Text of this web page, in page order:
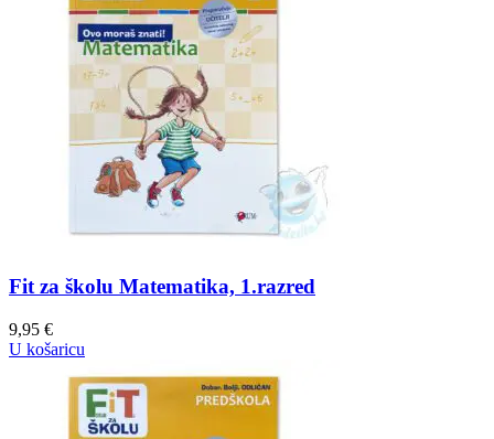
Fit za školu Matematika, 1.razred
9,95 €
U košaricu